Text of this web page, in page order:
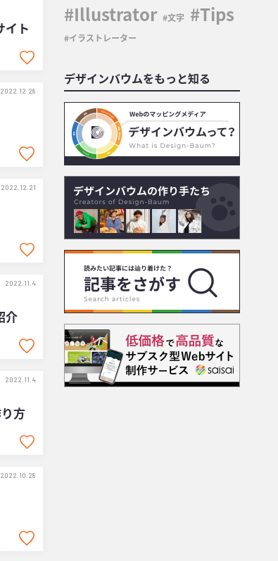
イト
2022.12.28
2022.12.21
介
2022.11.4
方
2022.11.4
2022.10.28
Illustrator 文字 Tips
イラストレーター
デザインバウムをもっと知る